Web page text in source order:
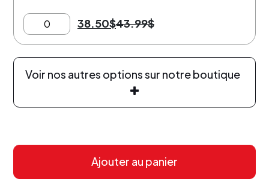
38.50$43.99$
Voir nos autres options sur notre boutique
Ajouter au panier